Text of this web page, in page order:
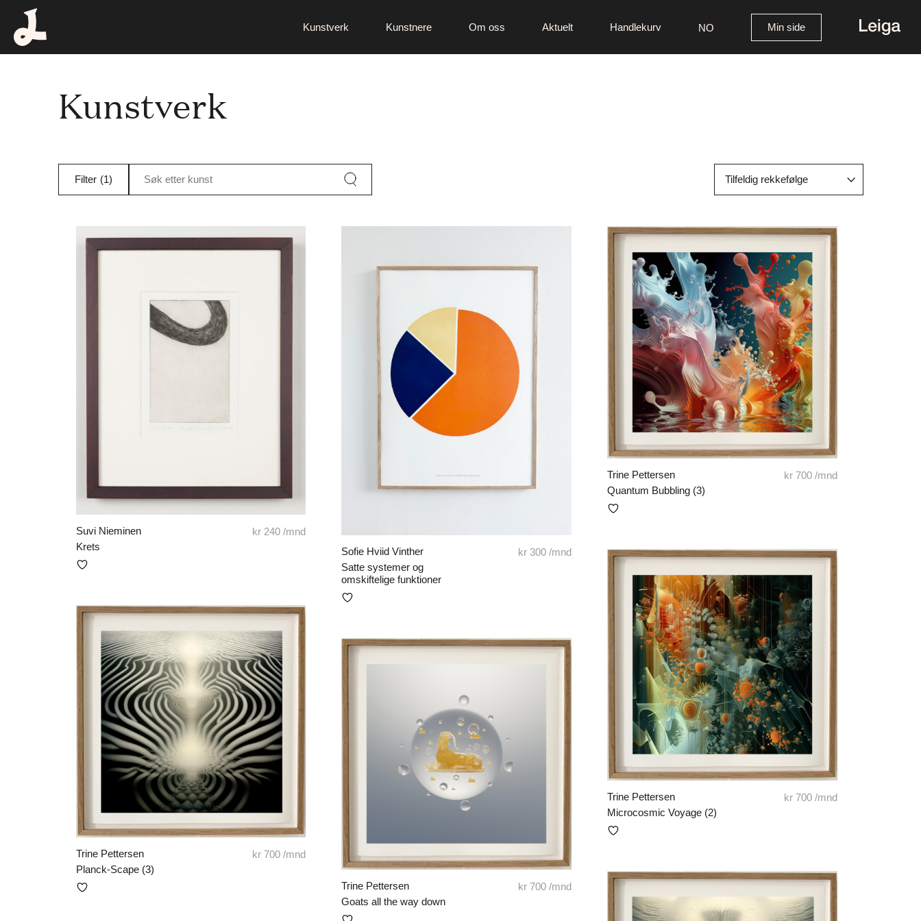
Kunstverk Kunstnere Om oss Aktuelt Handlekurv NO Min side
Kunstverk
Filter (1) Søk etter kunst
Suvi Nieminen
Krets
kr 240 /mnd
Sofie Hviid Vinther
Satte systemer og
omskiftelige funktioner
kr 300 /mnd
Trine Pettersen
Quantum Bubbling (3)
kr700/mnd
Trine Pettersen
Microcosmic Voyage (2)
kr700/mnd
Trine Pettersen
Planck-Scape (3)
kr 700 /mnd
Trine Pettersen
Goats all the way down
kr 700 /mnd